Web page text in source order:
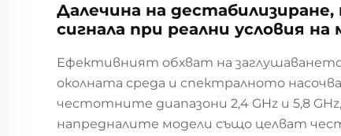
Далечина на
сигнала при реални условия
Ефективният обхват на
околната среда и спектралното
честотните диапазони 2,4 GHz и 5,8
напредналите модели също целват